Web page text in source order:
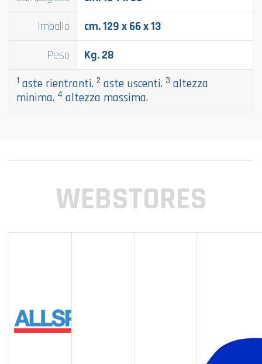
Imballo
cm. 129 x 66 x 13
Peso
Kg. 28
1 aste rientranti. 2 aste uscenti. 3 altezza
minima. 4 altezza massima.
WEBSTORES